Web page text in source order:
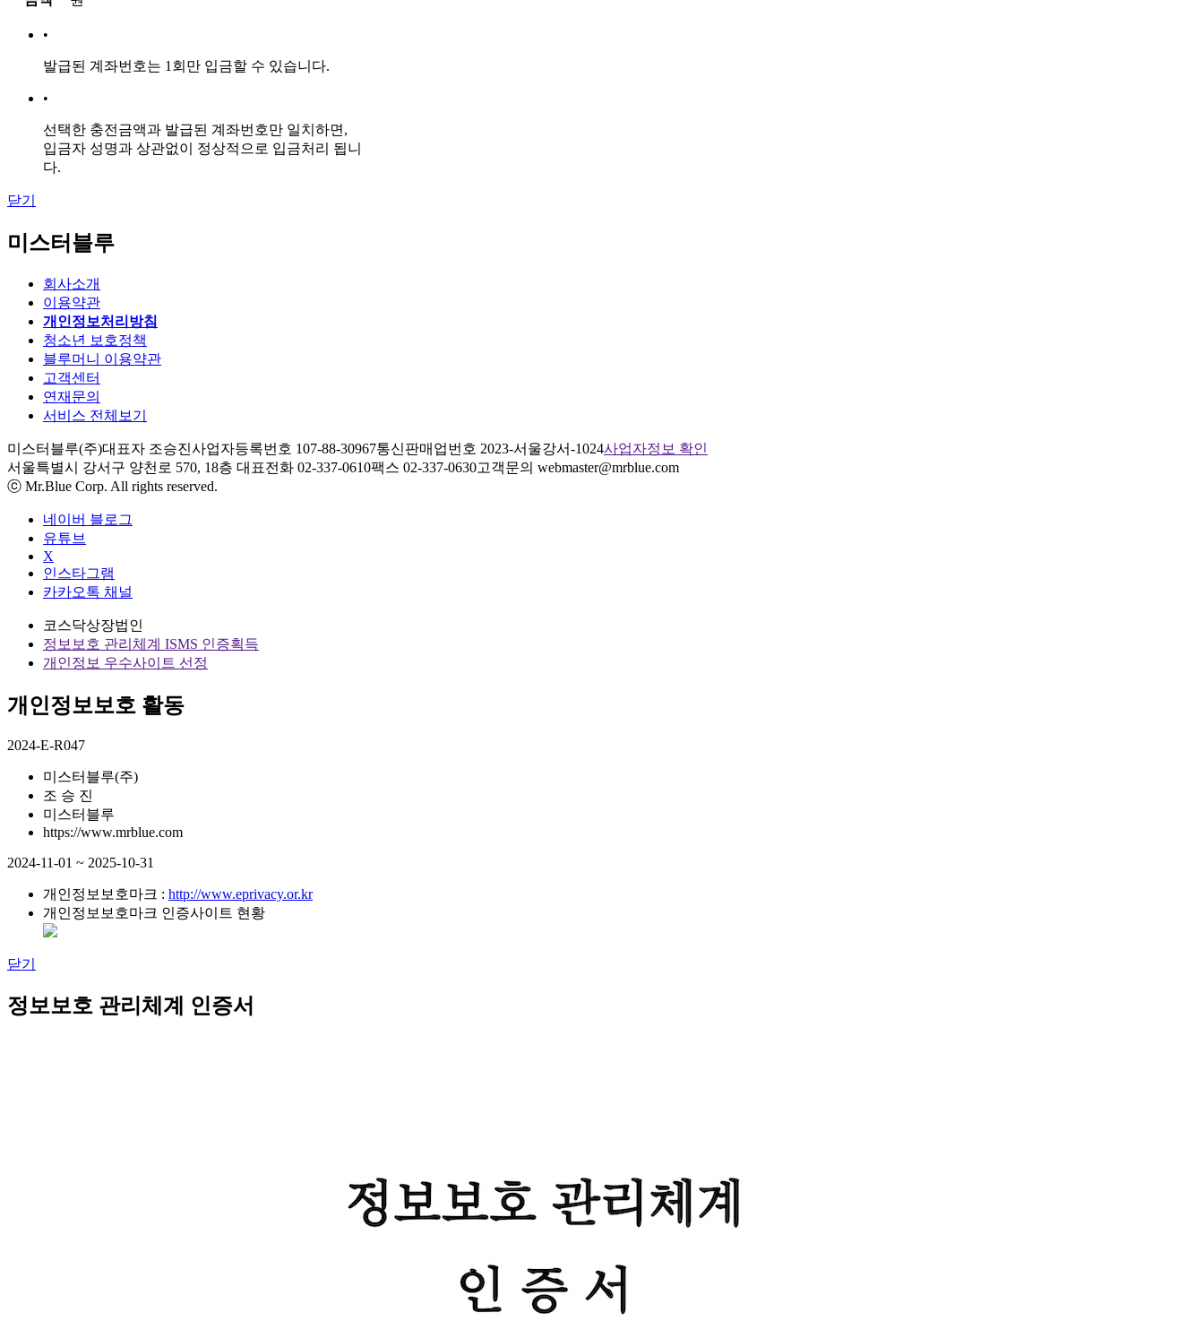
•
발급된 계좌번호는 1회만 입금할 수 있습니다.
•
선택한 충전금액과 발급된 계좌번호만 일치하면,
입금자 성명과 상관없이 정상적으로 입금처리 됩니
다.
닫기
미스터블루
회사소개
이용약관
개인정보처리방침
청소년 보호정책
블루머니 이용약관
고객센터
연재문의
서비스 전체보기
미스터블루(주)대표자 조승진사업자등록번호 107-88-30967통신판매업번호 2023-서울강서-1024사업자정보 확인
서울특별시 강서구 양천로 570, 18층 대표전화 02-337-0610팩스 02-337-0630고객문의 webmaster@mrblue.com
ⓒ Mr.Blue Corp. All rights reserved.
네이버 블로그
유튜브
X
인스타그램
카카오톡 채널
코스닥상장법인
정보보호 관리체계 ISMS 인증획득
개인정보 우수사이트 선정
개인정보보호 활동
2024-E-R047
미스터블루(주)
조 승 진
미스터블루
https://www.mrblue.com
2024-11-01 ~ 2025-10-31
개인정보보호마크 : http://www.eprivacy.or.kr
개인정보보호마크 인증사이트 현황
닫기
정보보호 관리체계 인증서